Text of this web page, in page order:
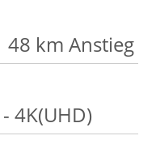
km Anstieg
4K(UHD)